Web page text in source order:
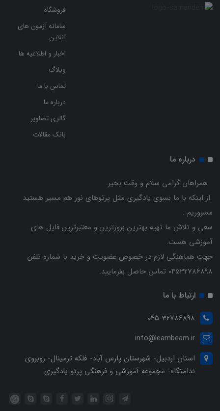
فروشگاه
سامانه آزمون های
آنلاین
اخبار و اطلاعیه ها
وبلاگ
تماس با ما
درباره ما
گالری تصاویر
بانک مقالات
درباره ما
همراهان گرامی سلام و وقت بخیر.
از اینکه با ما بسوی یادگیری مثل پرتوهای نور هم مسیر هستید
مسروریم .
سعی و تلاش ما تهیه بهترین بروزترین و معتبرترین فایل های
آموزشی هست.
جهت هماهنگی لازم در خصوص عضویت و خرید با شماره تلفن
04532786898 تماس حاصل بفرمایید.
ارتباط با ما
045-32786898
info@learnbeam.ir
استان اردبیل- شهرستان پارس آباد- فلکه ترمینال- روبروی
ندامتگاه- مجموعه آموزشی و فرهنگی پرتو یادگیری